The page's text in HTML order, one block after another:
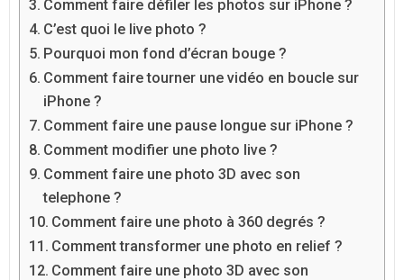
Comment faire défiler les photos sur iPhone ?
C’est quoi le live photo ?
Pourquoi mon fond d’écran bouge ?
Comment faire tourner une vidéo en boucle sur
iPhone ?
Comment faire une pause longue sur iPhone ?
Comment modifier une photo live ?
Comment faire une photo 3D avec son
telephone ?
Comment faire une photo à 360 degrés ?
Comment transformer une photo en relief ?
Comment faire une photo 3D avec son